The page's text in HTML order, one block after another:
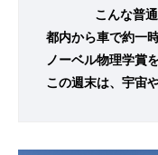
こんな普
都内から車で約一
ノーベル物理学賞
この週末は、宇宙